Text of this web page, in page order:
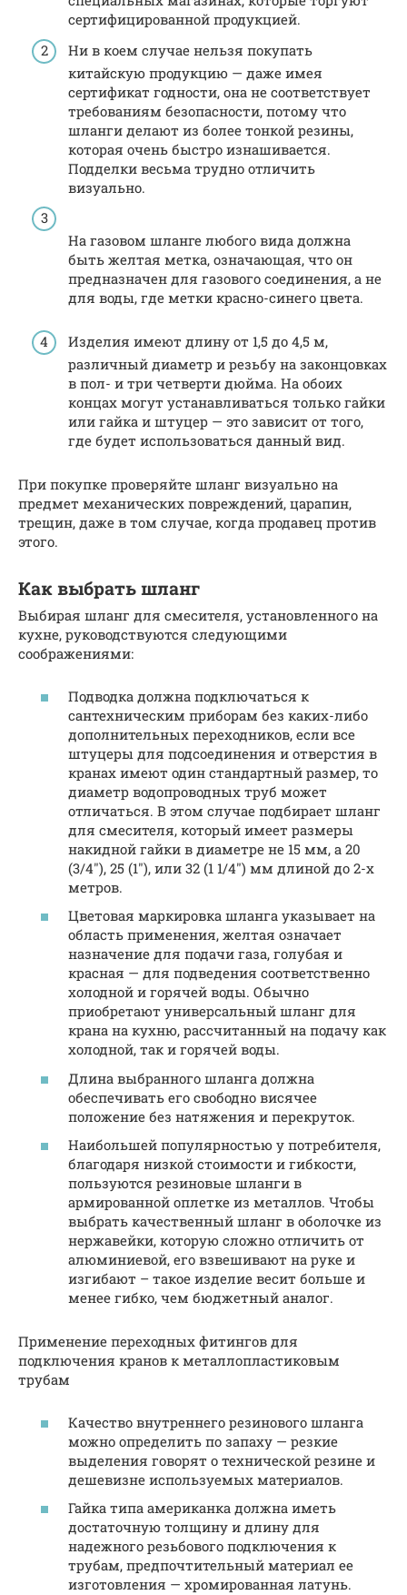
сертифицированной продукцией.
Ни в коем случае нельзя покупать
китайскую продукцию — даже имея
сертификат годности, она не соответствует
требованиям безопасности, потому что
шланги делают из более тонкой резины,
которая очень быстро изнашивается.
Подделки весьма трудно отличить
визуально.
На газовом шланге любого вида должна
быть желтая метка, означающая, что он
предназначен для газового соединения, а не
для воды, где метки красно-синего цвета.
Изделия имеют длину от 1,5 до 4,5 м,
различный диаметр и резьбу на законцовках
в пол- и три четверти дюйма. На обоих
концах могут устанавливаться только гайки
или гайка и штуцер — это зависит от того,
где будет использоваться данный вид.
При покупке проверяйте шланг визуально на
предмет механических повреждений, царапин,
трещин, даже в том случае, когда продавец против
этого.
Как выбрать шланг
Выбирая шланг для смесителя, установленного на
кухне, руководствуются следующими
соображениями:
Подводка должна подключаться к
сантехническим приборам без каких-либо
дополнительных переходников, если все
штуцеры для подсоединения и отверстия в
кранах имеют один стандартный размер, то
диаметр водопроводных труб может
отличаться. В этом случае подбирает шланг
для смесителя, который имеет размеры
накидной гайки в диаметре не 15 мм, а 20
(3/4″), 25 (1″), или 32 (1 1/4″) мм длиной до 2-х
метров.
Цветовая маркировка шланга указывает на
область применения, желтая означает
назначение для подачи газа, голубая и
красная — для подведения соответственно
холодной и горячей воды. Обычно
приобретают универсальный шланг для
крана на кухню, рассчитанный на подачу как
холодной, так и горячей воды.
Длина выбранного шланга должна
обеспечивать его свободно висячее
положение без натяжения и перекруток.
Наибольшей популярностью у потребителя,
благодаря низкой стоимости и гибкости,
пользуются резиновые шланги в
армированной оплетке из металлов. Чтобы
выбрать качественный шланг в оболочке из
нержавейки, которую сложно отличить от
алюминиевой, его взвешивают на руке и
изгибают – такое изделие весит больше и
менее гибко, чем бюджетный аналог.
Применение переходных фитингов для
подключения кранов к металлопластиковым
трубам
Качество внутреннего резинового шланга
можно определить по запаху — резкие
выделения говорят о технической резине и
дешевизне используемых материалов.
Гайка типа американка должна иметь
достаточную толщину и длину для
надежного резьбового подключения к
трубам, предпочтительный материал ее
изготовления — хромированная латунь.